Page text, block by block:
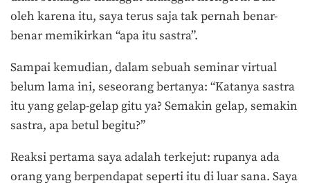
oleh karena itu, saya terus saja tak pernah benar-
benar memikirkan “apa itu sastra”.
Sampai kemudian, dalam sebuah seminar virtual
belum lama ini, seseorang bertanya: “Katanya sastra
itu yang gelap-gelap gitu ya? Semakin gelap, semakin
sastra, apa betul begitu?”
Reaksi pertama saya adalah terkejut: rupanya ada
orang yang berpendapat seperti itu di luar sana. Saya